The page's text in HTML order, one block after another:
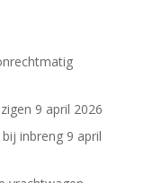
9 april 2026
inbreng 9 april